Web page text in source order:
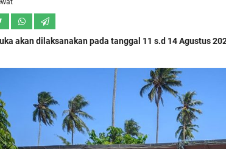
akan dilaksanakan pada tanggal 11 s.d 14 Agustus